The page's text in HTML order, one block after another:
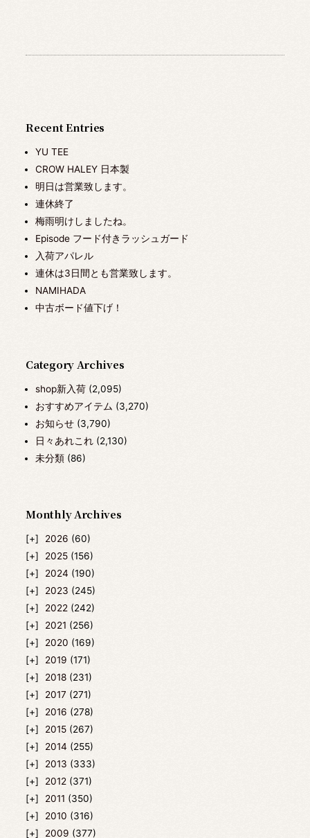
Recent Entries
YU TEE
CROW HALEY 日本製
明日は営業致します。
連休終了
梅雨明けしましたね。
Episode フード付きラッシュガード
入荷アパレル
連休は3日間とも営業致します。
NAMIHADA
中古ボード値下げ！
Category Archives
shop新入荷 (2,095)
おすすめアイテム (3,270)
お知らせ (3,790)
日々あれこれ (2,130)
未分類 (86)
Monthly Archives
2026 (60)
2025 (156)
2024 (190)
2023 (245)
2022 (242)
2021 (256)
2020 (169)
2019 (171)
2018 (231)
2017 (271)
2016 (278)
2015 (267)
2014 (255)
2013 (333)
2012 (371)
2011 (350)
2010 (316)
2009 (377)